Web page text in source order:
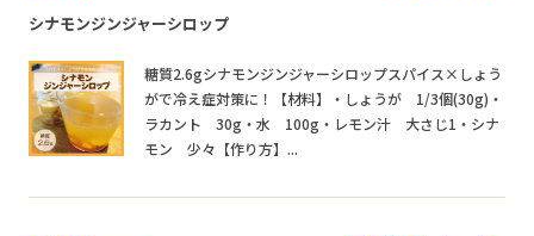
シナモンジンジャーシロップ
糖質2.6gシナモンジンジャーシロップスパイス×しょう
がで冷え症対策に！【材料】・しょうが 1/3個(30g)・
ラカント 30g・水 100g・レモン汁 大さじ1・シナ
モン 少々【作り方】...